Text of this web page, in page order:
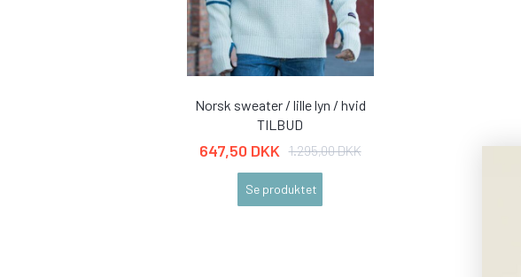
Norsk sweater / lille lyn / hvid
TILBUD
647,50 DKK 1.295,00 DKK
Se produktet